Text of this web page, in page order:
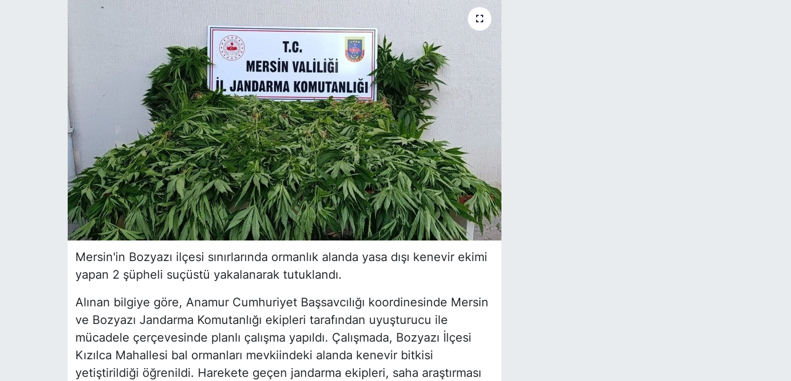
Mersin'in Bozyazı ilçesi sınırlarında ormanlık alanda yasa dışı kenevir ekimi
yapan 2 şüpheli suçüstü yakalanarak tutuklandı.
Alınan bilgiye göre, Anamur Cumhuriyet Başsavcılığı koordinesinde Mersin
ve Bozyazı Jandarma Komutanlığı ekipleri tarafından uyuşturucu ile
mücadele çerçevesinde planlı çalışma yapıldı. Çalışmada, Bozyazı İlçesi
Kızılca Mahallesi bal ormanları mevkiindeki alanda kenevir bitkisi
yetiştirildiği öğrenildi. Harekete geçen jandarma ekipleri, saha araştırması
Siyaset
YEREL HABER
Haberde insan
Tanıtım